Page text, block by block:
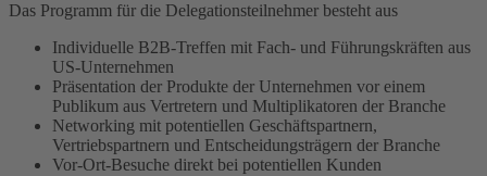
Das Programm für die Delegationsteilnehmer besteht aus
Individuelle B2B-Treffen mit Fach- und Führungskräften aus
US-Unternehmen
Präsentation der Produkte der Unternehmen vor einem
Publikum aus Vertretern und Multiplikatoren der Branche
Networking mit potentiellen Geschäftspartnern,
Vertriebspartnern und Entscheidungsträgern der Branche
Vor-Ort-Besuche direkt bei potentiellen Kunden